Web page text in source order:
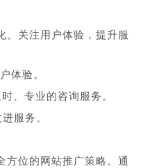
。关注用户体验，提升服
体验。
、专业的咨询服务。
服务。
方位的网站推广策略。通